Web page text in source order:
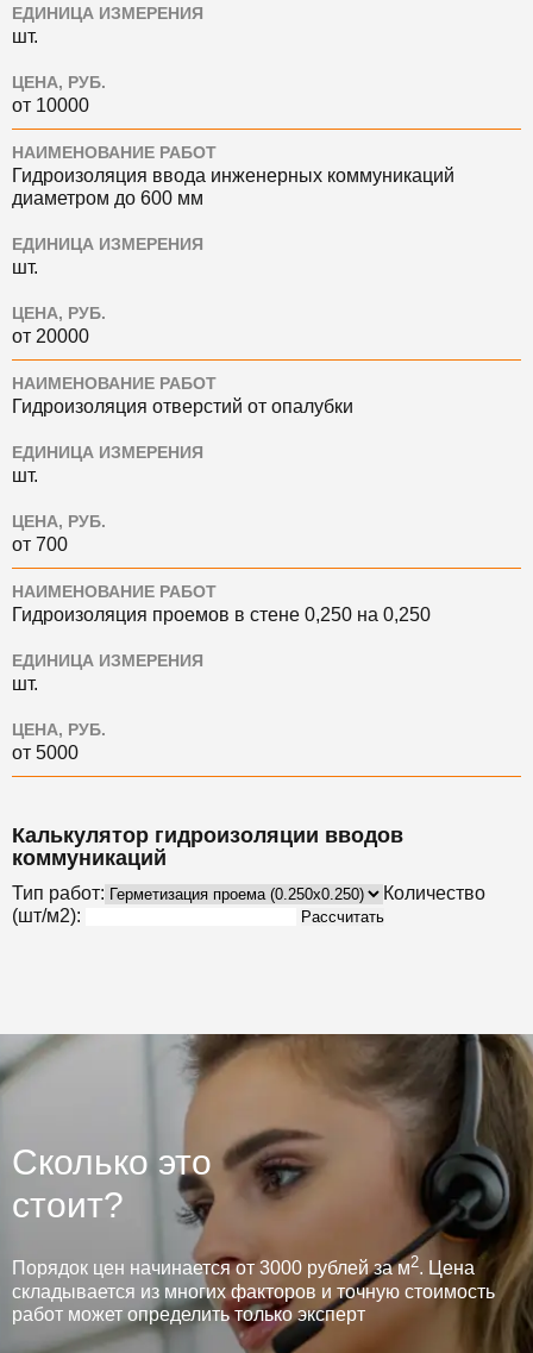
ЕДИНИЦА ИЗМЕРЕНИЯ
шт.
ЦЕНА, РУБ.
от 10000
НАИМЕНОВАНИЕ РАБОТ
Гидроизоляция ввода инженерных коммуникаций
диаметром до 600 мм
ЕДИНИЦА ИЗМЕРЕНИЯ
шт.
ЦЕНА, РУБ.
от 20000
НАИМЕНОВАНИЕ РАБОТ
Гидроизоляция отверстий от опалубки
ЕДИНИЦА ИЗМЕРЕНИЯ
шт.
ЦЕНА, РУБ.
от 700
НАИМЕНОВАНИЕ РАБОТ
Гидроизоляция проемов в стене 0,250 на 0,250
ЕДИНИЦА ИЗМЕРЕНИЯ
шт.
ЦЕНА, РУБ.
от 5000
Калькулятор гидроизоляции вводов
коммуникаций
Тип работ:
Количество
(шт/м2):
Рассчитать
Сколько это
стоит?
Порядок цен начинается от 3000 рублей за м2. Цена
складывается из многих факторов и точную стоимость
работ может определить только эксперт